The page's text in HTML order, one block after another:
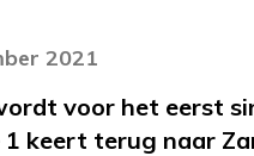
2021
voor het eerst
keert terug naar